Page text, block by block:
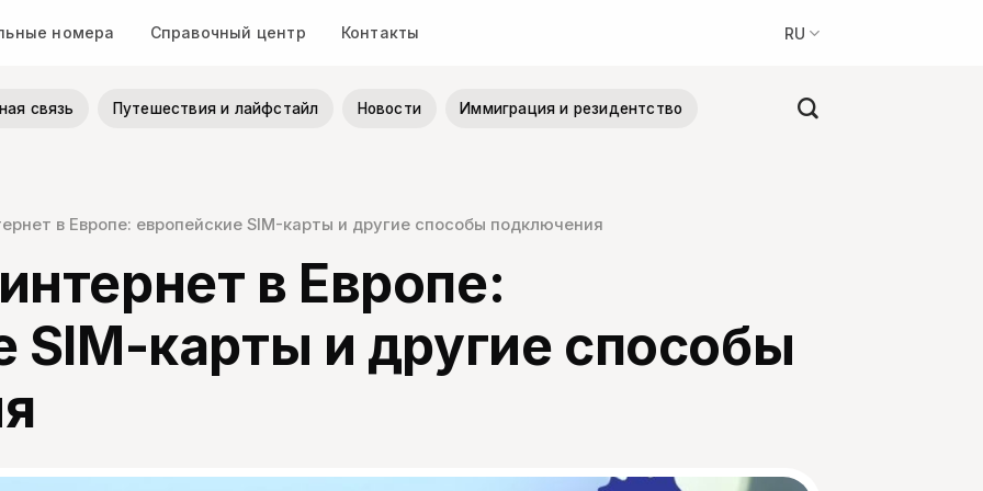
номера Справочный центр Контакты RU
связь Путешествия и лайфстайл Новости Иммиграция и резидентство
в Европе: европейские SIM-карты и другие способы подключения
в Европе:
SIM-карты и другие способы